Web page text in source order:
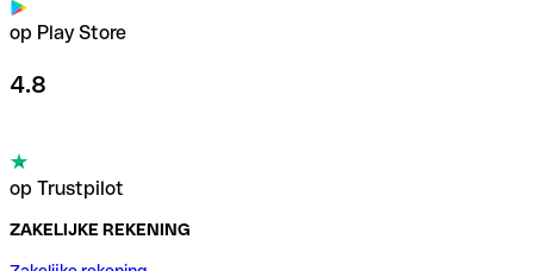
op Play Store
4.8
op Trustpilot
ZAKELIJKE REKENING